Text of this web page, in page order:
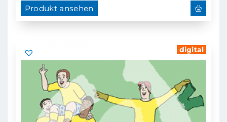
Produkt ansehen
digital